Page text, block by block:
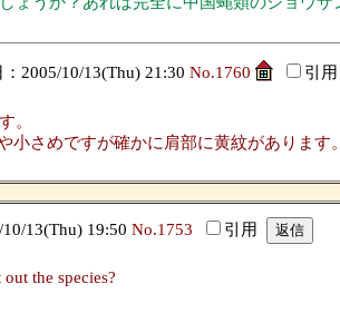
2005/10/13(Thu) 21:30 No.1760 引用
。
小さめですが確かに肩部に黄紋がありま
13(Thu) 19:50 No.1753 引用
the species?